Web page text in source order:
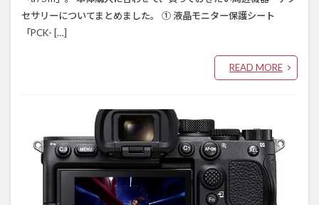
セサリーについてまとめました。 ① 液晶モニター保護シート
「PCK- […]
READ MORE